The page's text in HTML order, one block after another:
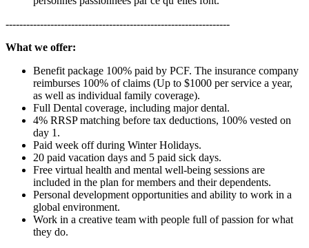
-----------------------------------------------------------------
What we offer:
Benefit package 100% paid by PCF. The insurance company
reimburses 100% of claims (Up to $1000 per service a year,
as well as individual family coverage).
Full Dental coverage, including major dental.
4% RRSP matching before tax deductions, 100% vested on
day 1.
Paid week off during Winter Holidays.
20 paid vacation days and 5 paid sick days.
Free virtual health and mental well-being sessions are
included in the plan for members and their dependents.
Personal development opportunities and ability to work in a
global environment.
Work in a creative team with people full of passion for what
they do.